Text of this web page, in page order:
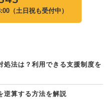
（土日祝も受付中）
処法は？利用できる支援制度を
逆算する方法を解説